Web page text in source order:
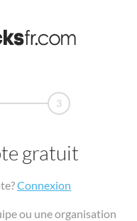
3
gratuit
Connexion
ou une organisation